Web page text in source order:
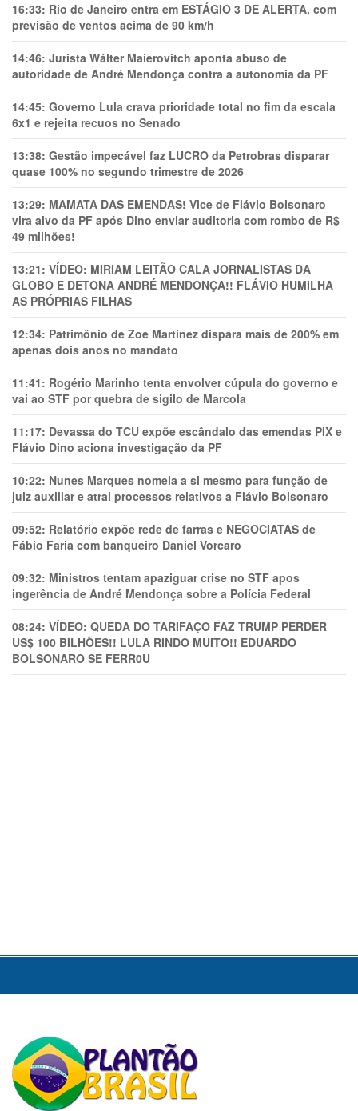
16:33: Rio de Janeiro entra em ESTÁGIO 3 DE ALERTA, com
previsão de ventos acima de 90 km/h
14:46: Jurista Wálter Maierovitch aponta abuso de
autoridade de André Mendonça contra a autonomia da PF
14:45: Governo Lula crava prioridade total no fim da escala
6x1 e rejeita recuos no Senado
13:38: Gestão impecável faz LUCRO da Petrobras disparar
quase 100% no segundo trimestre de 2026
13:29: MAMATA DAS EMENDAS! Vice de Flávio Bolsonaro
vira alvo da PF após Dino enviar auditoria com rombo de R$
49 milhões!
13:21: VÍDEO: MIRIAM LEITÃO CALA JORNALISTAS DA
GLOBO E DETONA ANDRÉ MENDONÇA!! FLÁVIO HUMILHA
AS PRÓPRIAS FILHAS
12:34: Patrimônio de Zoe Martínez dispara mais de 200% em
apenas dois anos no mandato
11:41: Rogério Marinho tenta envolver cúpula do governo e
vai ao STF por quebra de sigilo de Marcola
11:17: Devassa do TCU expõe escândalo das emendas PIX e
Flávio Dino aciona investigação da PF
10:22: Nunes Marques nomeia a si mesmo para função de
juiz auxiliar e atrai processos relativos a Flávio Bolsonaro
09:52: Relatório expõe rede de farras e NEGOCIATAS de
Fábio Faria com banqueiro Daniel Vorcaro
09:32: Ministros tentam apaziguar crise no STF apos
ingerência de André Mendonça sobre a Polícia Federal
08:24: VÍDEO: QUEDA DO TARIFAÇO FAZ TRUMP PERDER
US$ 100 BILHÕES!! LULA RINDO MUITO!! EDUARDO
BOLSONARO SE FERR0U